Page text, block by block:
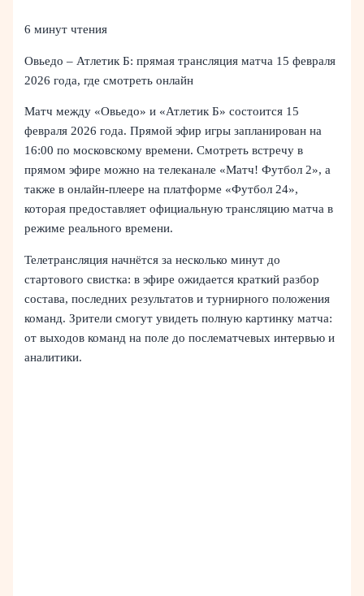
6 минут чтения
Овьедо – Атлетик Б: прямая трансляция матча 15 февраля
2026 года, где смотреть онлайн
Матч между «Овьедо» и «Атлетик Б» состоится 15
февраля 2026 года. Прямой эфир игры запланирован на
16:00 по московскому времени. Смотреть встречу в
прямом эфире можно на телеканале «Матч! Футбол 2», а
также в онлайн-плеере на платформе «Футбол 24»,
которая предоставляет официальную трансляцию матча в
режиме реального времени.
Телетрансляция начнётся за несколько минут до
стартового свистка: в эфире ожидается краткий разбор
состава, последних результатов и турнирного положения
команд. Зрители смогут увидеть полную картинку матча:
от выходов команд на поле до послематчевых интервью и
аналитики.